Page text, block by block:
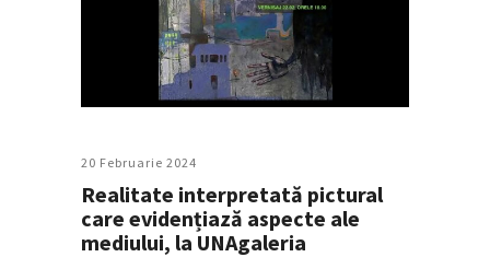
20 Februarie 2024
Realitate interpretată pictural
care evidențiază aspecte ale
mediului, la UNAgaleria